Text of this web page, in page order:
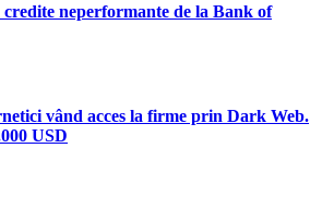
neperformante de la Bank of
vând acces la firme prin Dark Web.
USD